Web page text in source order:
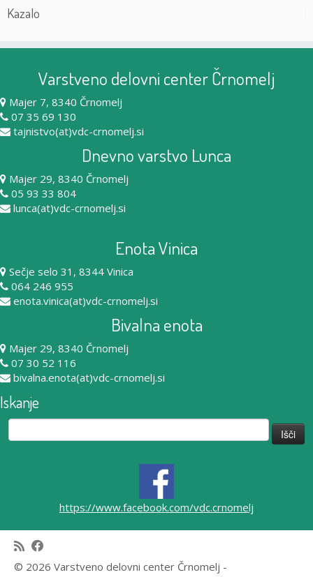
Kazalo
Varstveno delovni center Črnomelj
Majer 7, 8340 Črnomelj
07 35 69 130
tajnistvo(at)vdc-crnomelj.si
Dnevno varstvo Lunca
Majer 29, 8340 Črnomelj
05 93 33 804
lunca(at)vdc-crnomelj.si
Enota Vinica
Sečje selo 31, 8344 Vinica
064 246 955
enota.vinica(at)vdc-crnomelj.si
Bivalna enota
Majer 29, 8340 Črnomelj
07 30 52 116
bivalna.enota(at)vdc-crnomelj.si
Iskanje
Išči:
https://www.facebook.com/vdc.crnomelj
© 2026 Varstveno delovni center Črnomelj -